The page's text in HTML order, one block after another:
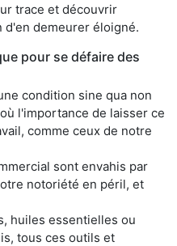
trace et découvrir
d'en demeurer éloigné.
pour se défaire des
condition sine qua non
l'importance de laisser ce
comme ceux de notre
sont envahis par
notoriété en péril, et
huiles essentielles ou
tous ces outils et